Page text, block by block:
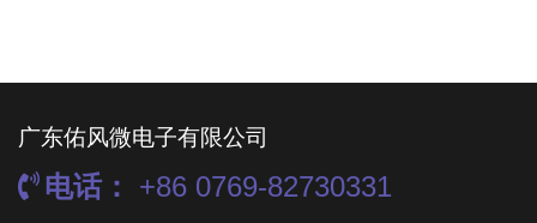
广东佑风微电子有限公司
电话： +86 0769-82730331